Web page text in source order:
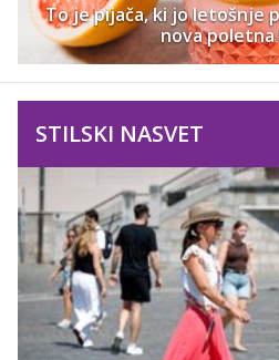
To je pijača, ki jo letošnje
nova poletna
STILSKI NASVET